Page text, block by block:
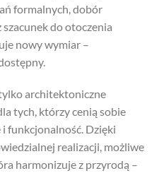
formalnych, dobór
do otoczenia
nowy wymiar –
architektoniczne
tych, którzy cenią sobie
funkcjonalność. Dzięki
realizacji, możliwe
harmonizuje z przyrodą –